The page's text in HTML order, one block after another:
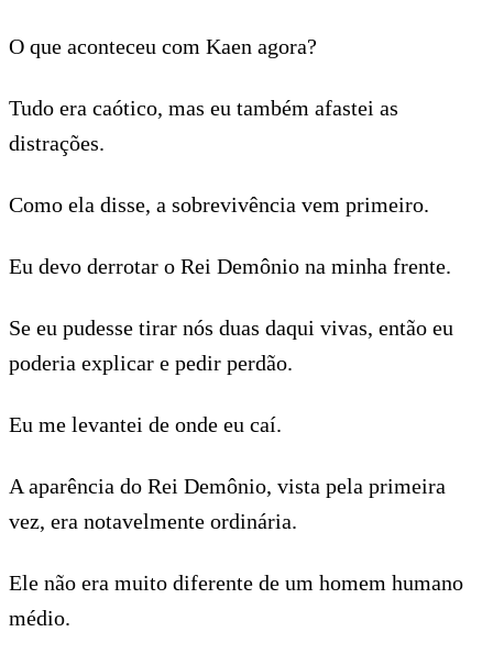
O que aconteceu com Kaen agora?
Tudo era caótico, mas eu também afastei as
distrações.
Como ela disse, a sobrevivência vem primeiro.
Eu devo derrotar o Rei Demônio na minha frente.
Se eu pudesse tirar nós duas daqui vivas, então eu
poderia explicar e pedir perdão.
Eu me levantei de onde eu caí.
A aparência do Rei Demônio, vista pela primeira
vez, era notavelmente ordinária.
Ele não era muito diferente de um homem humano
médio.